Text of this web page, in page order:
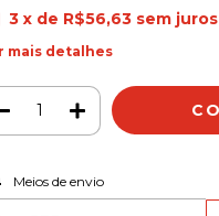
3 x de R$56,63 sem juros
mais detalhes
para o CEP:
Meios de envio